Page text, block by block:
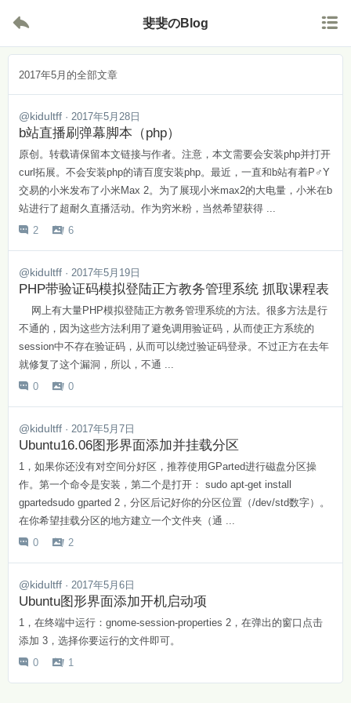
 斐斐のBlog 
2017年5月的全部文章
@kidultff · 2017年5月28日
b站直播刷弹幕脚本（php）
原创。转载请保留本文链接与作者。注意，本文需要会安装php并打开
curl拓展。不会安装php的请百度安装php。最近，一直和b站有着P♂Y
交易的小米发布了小米Max 2。为了展现小米max2的大电量，小米在b
站进行了超耐久直播活动。作为穷米粉，当然希望获得 ...
 2  6
@kidultff · 2017年5月19日
PHP带验证码模拟登陆正方教务管理系统 抓取课程表
网上有大量PHP模拟登陆正方教务管理系统的方法。很多方法是行
不通的，因为这些方法利用了避免调用验证码，从而使正方系统的
session中不存在验证码，从而可以绕过验证码登录。不过正方在去年
就修复了这个漏洞，所以，不通 ...
 0  0
@kidultff · 2017年5月7日
Ubuntu16.06图形界面添加并挂载分区
1，如果你还没有对空间分好区，推荐使用GParted进行磁盘分区操
作。第一个命令是安装，第二个是打开： sudo apt-get install
gpartedsudo gparted 2，分区后记好你的分区位置（/dev/std数字）。
在你希望挂载分区的地方建立一个文件夹（通 ...
 0  2
@kidultff · 2017年5月6日
Ubuntu图形界面添加开机启动项
1，在终端中运行：gnome-session-properties 2，在弹出的窗口点击
添加 3，选择你要运行的文件即可。
 0  1